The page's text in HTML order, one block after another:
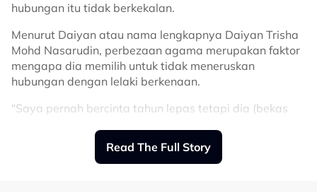
hubungan itu tidak berkekalan.
Menurut Daiyan atau nama lengkapnya Daiyan Trisha
Mohd Nasarudin, perbezaan agama merupakan faktor
mengapa dia memilih untuk tidak meneruskan
hubungan dengan lelaki berkenaan.
“Saya pernah bercinta tahun lepas tetapi dia (bekas
“Saya bukan jenis yang bercinta untuk suka-suka, saya
bercinta untuk berkahwin,” kongsinya.
Read The Full Story